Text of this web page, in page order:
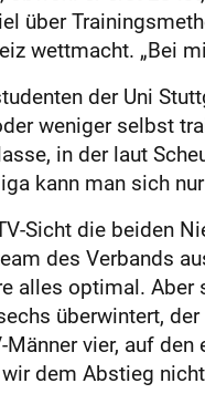
über
wettmacht. „Bei
der Uni
weniger selbst
in der laut
kann man sich
Sicht die beiden
des Verbands
alles optimal.
überwintert,
vier, auf
dem Abstieg